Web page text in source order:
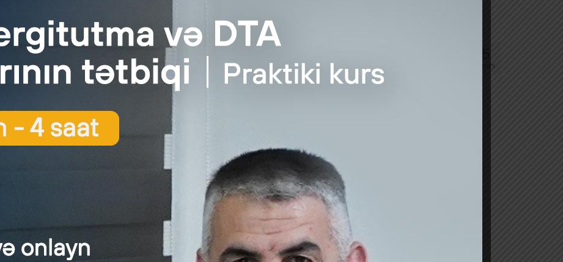
İYN 2025
Dövlət Reklam Agentliyi auditor seçir
by Audit.Az | posted in:Xəbər | 0
Dövlət Reklam Agentliyi 2024-cü il üzrə maliyyə hesabatlarının beynəlxalq standartlara uyğun auditi üçün